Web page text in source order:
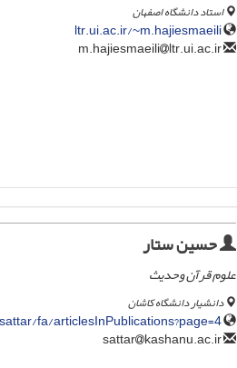
استاد دانشگاه اصفهان
ltr.ui.ac.ir/~m.hajiesmaeili
ltr.ui.ac.ir
حسین ستار
علوم قرآن وحدیث
دانشیار دانشگاه کاشان
fa/articlesInPublications?page=4
kashanu.ac.ir